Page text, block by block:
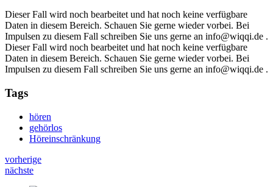
Dieser Fall wird noch bearbeitet und hat noch keine verfügbare
Daten in diesem Bereich. Schauen Sie gerne wieder vorbei. Bei
Impulsen zu diesem Fall schreiben Sie uns gerne an info@wiqqi.de .
Dieser Fall wird noch bearbeitet und hat noch keine verfügbare
Daten in diesem Bereich. Schauen Sie gerne wieder vorbei. Bei
Impulsen zu diesem Fall schreiben Sie uns gerne an info@wiqqi.de .
Tags
hören
gehörlos
Höreinschränkung
vorherige
nächste